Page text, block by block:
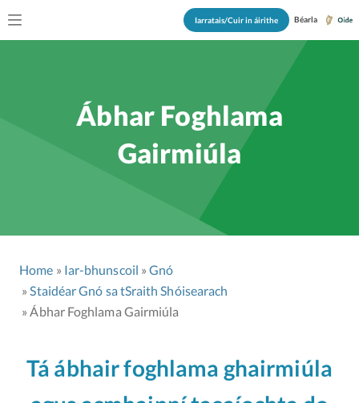
Iarratais/Cuir in áirithe Béarla
Ábhar Foghlama
Gairmiúla
Home Iar-bhunscoil
Gnó
Staidéar Gnó sa tSraith Shóisearach
Ábhar Foghlama Gairmiúla
Tá ábhair foghlama ghairmiúla